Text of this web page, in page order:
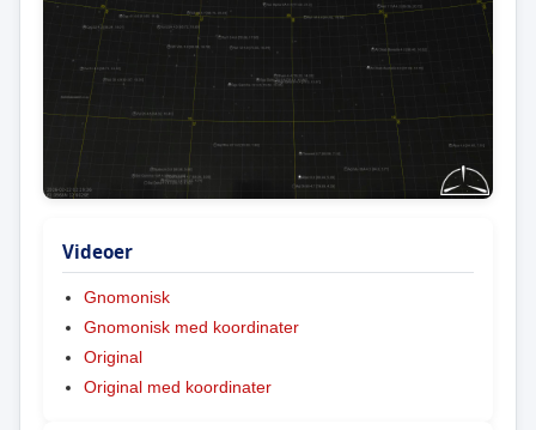
Videoer
Gnomonisk
Gnomonisk med koordinater
Original
Original med koordinater